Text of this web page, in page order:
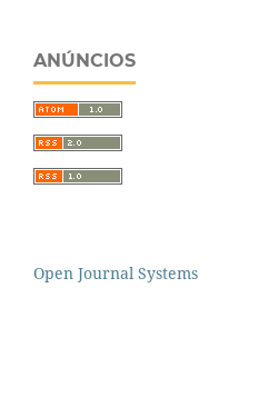
ANÚNCIOS
Open Journal Systems